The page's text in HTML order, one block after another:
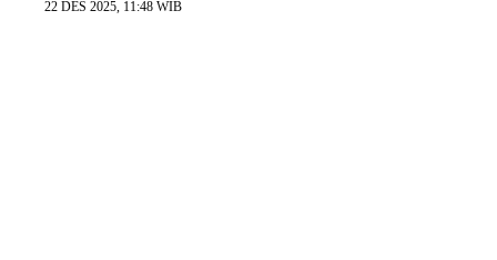
22 DES 2025, 11:48 WIB